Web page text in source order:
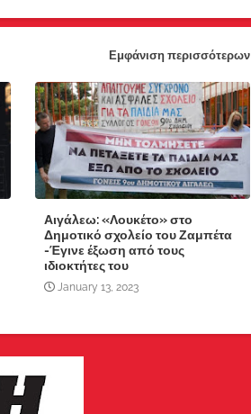
Εμφάνιση περισσότερων
Αιγάλεω: «Λουκέτο» στο
Δημοτικό σχολείο του Ζαμπέτα
-Έγινε έξωση από τους
ιδιοκτήτες του
January 13, 2023